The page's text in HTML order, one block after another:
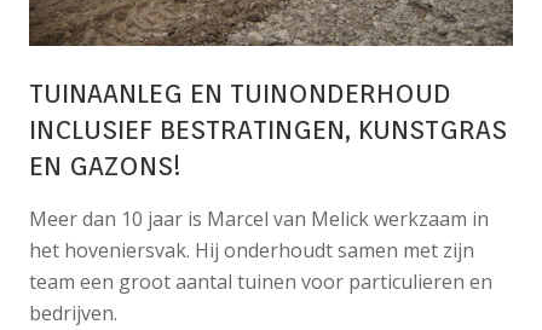
TUINAANLEG EN TUINONDERHOUD
INCLUSIEF BESTRATINGEN, KUNSTGRAS
EN GAZONS!
Meer dan 10 jaar is Marcel van Melick werkzaam in
het hoveniersvak. Hij onderhoudt samen met zijn
team een groot aantal tuinen voor particulieren en
bedrijven.